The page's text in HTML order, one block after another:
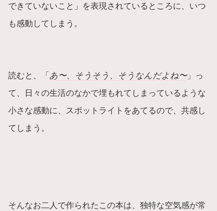
できていないこと」を表現されているところに、いつ
も感動してしまう。
読むと、「あ〜、そうそう、そうなんだよね〜」っ
て、日々の生活のなかで埋もれてしまっているような
小さな感動に、スポットライトをあてるので、共感し
てしまう。
そんなお二人で作られたこの本は、独特な空気感が常